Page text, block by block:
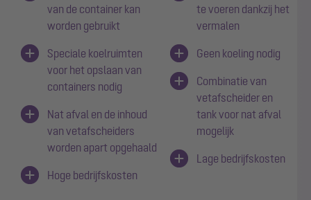
van de container kan
worden gebruikt
Speciale koelruimten
voor het opslaan van
containers nodig
Nat afval en de inhoud
van vetafscheiders
worden apart opgehaald
Hoge bedrijfskosten
te voeren dankzij het
vermalen
Geen koeling nodig
Combinatie van
vetafscheider en
tank voor nat afval
mogelijk
Lage bedrijfskosten